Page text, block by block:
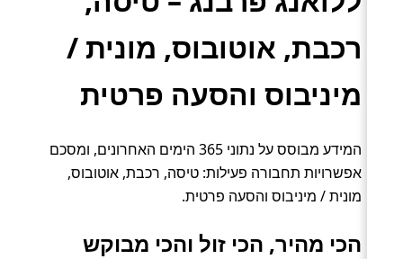
רכבת, אוטובוס, מונית /
מיניבוס והסעה פרטית
המידע מבוסס על נתוני 365 הימים האחרונים, ומסכם
אפשרויות תחבורה פעילות: טיסה, רכבת, אוטובוס,
מונית / מיניבוס והסעה פרטית.
הכי מהיר, הכי זול והכי מבוקש